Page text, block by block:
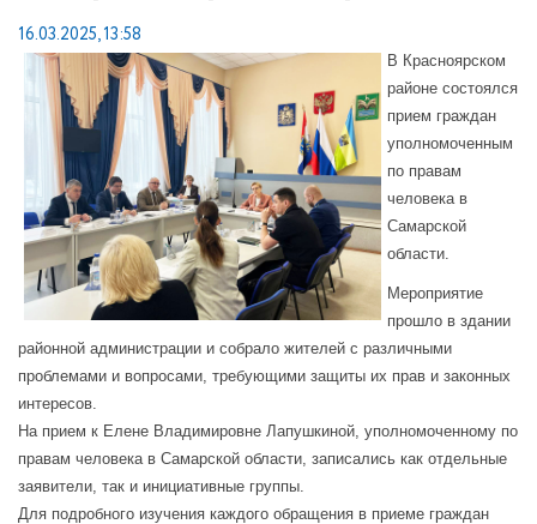
16.03.2025, 13:58
В Красноярском
районе состоялся
прием граждан
уполномоченным
по правам
человека в
Самарской
области.
Мероприятие
прошло в здании
районной администрации и собрало жителей с различными
проблемами и вопросами, требующими защиты их прав и законных
интересов.
На прием к Елене Владимировне Лапушкиной, уполномоченному по
правам человека в Самарской области, записались как отдельные
заявители, так и инициативные группы.
Для подробного изучения каждого обращения в приеме граждан